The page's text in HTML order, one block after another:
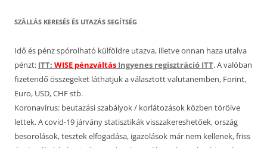
SZÁLLÁS KERESÉS ÉS UTAZÁS SEGÍTSÉG
Idő és pénz spórolható külföldre utazva, illetve onnan haza utalva
pénzt: ITT: WISE pénzváltás Ingyenes regisztráció ITT. A valóban
fizetendő összegeket láthatjuk a választott valutanemben, Forint,
Euro, USD, CHF stb.
Koronavírus: beutazási szabályok / korlátozások közben törölve
lettek. A covid-19 járvány statisztikák visszakereshetőek, ország
besorolások, tesztek elfogadása, igazolások már nem kellenek, friss